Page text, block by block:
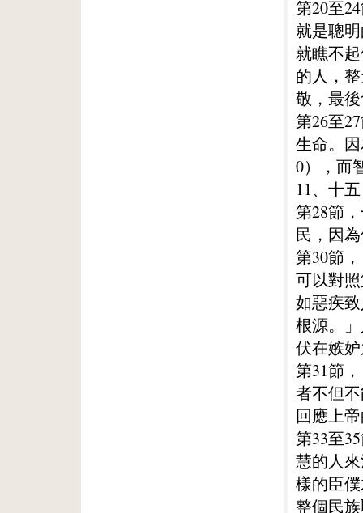
第20至
就是聰
就瞧不
的人，
敬，最
第26至
生命。
0），而
11、十
第28節
民，因
第30節
可以對
如惡疾
根源。
伏在嫉
第31節
者不但
回應上
第33至
慧的人
樣的臣
整個民